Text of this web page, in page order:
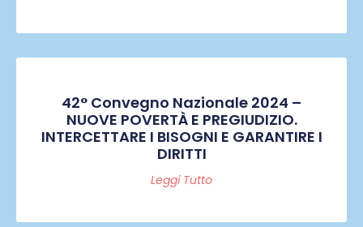
42° Convegno Nazionale 2024 –
NUOVE POVERTÀ E PREGIUDIZIO.
INTERCETTARE I BISOGNI E GARANTIRE I
DIRITTI
Leggi Tutto